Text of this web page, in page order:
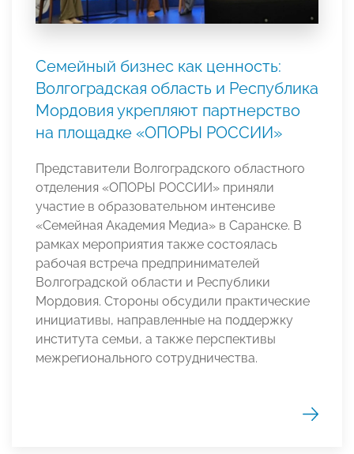
Семейный бизнес как ценность:
Волгоградская область и Республика
Мордовия укрепляют партнерство
на площадке «ОПОРЫ РОССИИ»
Представители Волгоградского областного
отделения «ОПОРЫ РОССИИ» приняли
участие в образовательном интенсиве
«Семейная Академия Медиа» в Саранске. В
рамках мероприятия также состоялась
рабочая встреча предпринимателей
Волгоградской области и Республики
Мордовия. Стороны обсудили практические
инициативы, направленные на поддержку
института семьи, а также перспективы
межрегионального сотрудничества.